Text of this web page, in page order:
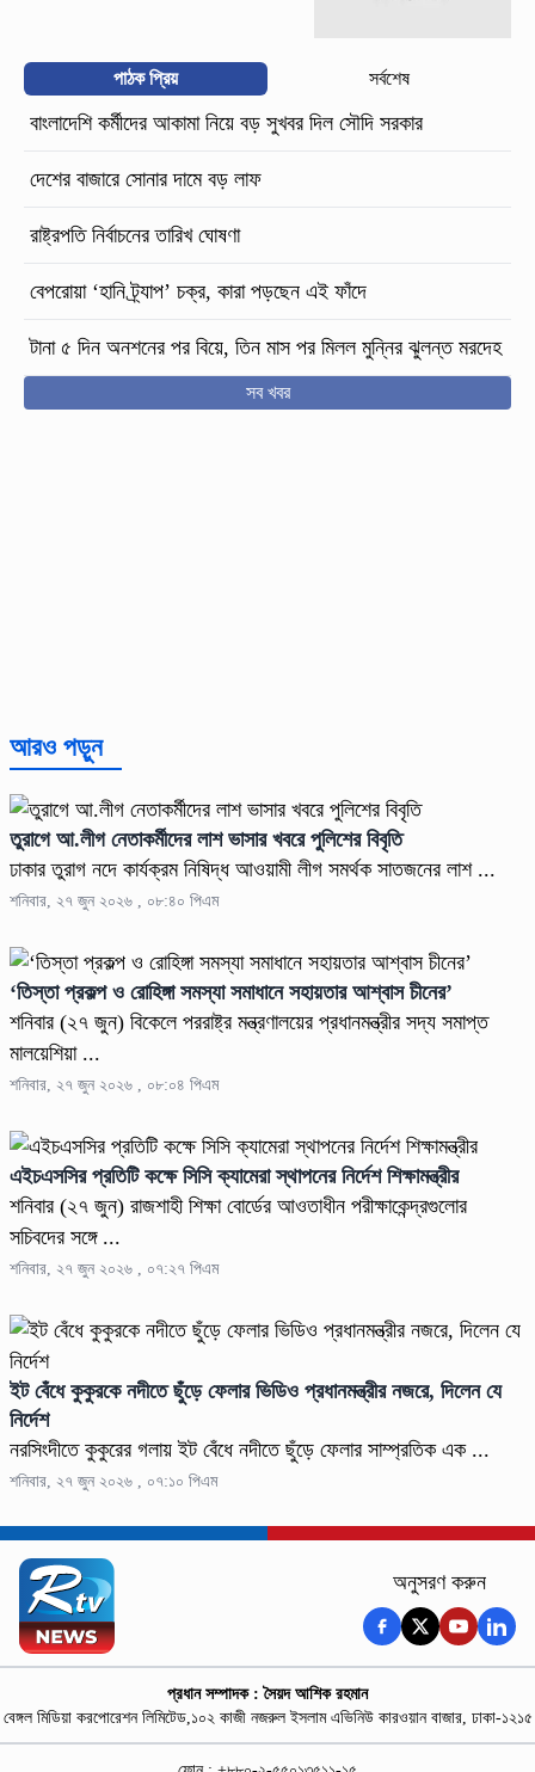
পাঠক প্রিয় সর্বশেষ
বাংলাদেশি কর্মীদের আকামা নিয়ে বড় সুখবর দিল সৌদি সরকার
দেশের বাজারে সোনার দামে বড় লাফ
রাষ্ট্রপতি নির্বাচনের তারিখ ঘোষণা
বেপরোয়া ‘হানি ট্র্যাপ’ চক্র, কারা পড়ছেন এই ফাঁদে
টানা ৫ দিন অনশনের পর বিয়ে, তিন মাস পর মিলল মুন্নির ঝুলন্ত মরদেহ
সব খবর
আরও পড়ুন
তুরাগে আ.লীগ নেতাকর্মীদের লাশ ভাসার খবরে পুলিশের বিবৃতি
ঢাকার তুরাগ নদে কার্যক্রম নিষিদ্ধ আওয়ামী লীগ সমর্থক সাতজনের লাশ ...
শনিবার, ২৭ জুন ২০২৬ , ০৮:৪০ পিএম
‘তিস্তা প্রকল্প ও রোহিঙ্গা সমস্যা সমাধানে সহায়তার আশ্বাস চীনের’
শনিবার (২৭ জুন) বিকেলে পররাষ্ট্র মন্ত্রণালয়ের প্রধানমন্ত্রীর সদ্য সমাপ্ত
মালয়েশিয়া ...
শনিবার, ২৭ জুন ২০২৬ , ০৮:০৪ পিএম
এইচএসসির প্রতিটি কক্ষে সিসি ক্যামেরা স্থাপনের নির্দেশ শিক্ষামন্ত্রীর
শনিবার (২৭ জুন) রাজশাহী শিক্ষা বোর্ডের আওতাধীন পরীক্ষাকেন্দ্রগুলোর
সচিবদের সঙ্গে ...
শনিবার, ২৭ জুন ২০২৬ , ০৭:২৭ পিএম
ইট বেঁধে কুকুরকে নদীতে ছুঁড়ে ফেলার ভিডিও প্রধানমন্ত্রীর নজরে, দিলেন যে
নির্দেশ
নরসিংদীতে কুকুরের গলায় ইট বেঁধে নদীতে ছুঁড়ে ফেলার সাম্প্রতিক এক ...
শনিবার, ২৭ জুন ২০২৬ , ০৭:১০ পিএম
অনুসরণ করুন
প্রধান সম্পাদক : সৈয়দ আশিক রহমান
বেঙ্গল মিডিয়া করপোরেশন লিমিটেড,১০২ কাজী নজরুল ইসলাম এভিনিউ কারওয়ান বাজার, ঢাকা-১২১৫